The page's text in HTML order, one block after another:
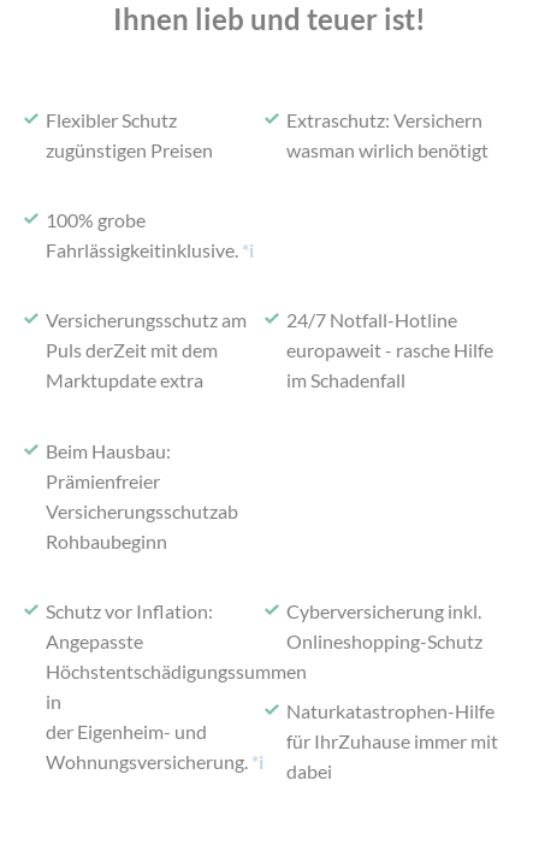
Ihnen lieb und teuer ist!
Flexibler Schutz
zugünstigen Preisen
Extraschutz: Versichern
wasman wirlich benötigt
100% grobe
Fahrlässigkeitinklusive. *i
Versicherungsschutz am
Puls derZeit mit dem
Marktupdate extra
24/7 Notfall-Hotline
europaweit - rasche Hilfe
im Schadenfall
Beim Hausbau:
Prämienfreier
Versicherungsschutzab
Rohbaubeginn
Schutz vor Inflation:
Angepasste
Höchstentschädigungssummen
in
der Eigenheim- und
Wohnungsversicherung. *i
Cyberversicherung inkl.
Onlineshopping-Schutz
Naturkatastrophen-Hilfe
für IhrZuhause immer mit
dabei